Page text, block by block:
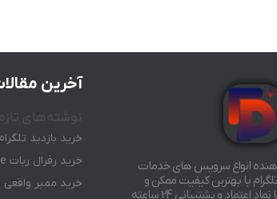
انواع سرویس های خدمات
با بهترین کیفیت ممکن و
ارزانترین قیمت، همراه با نماد اعتماد و پشتیبانی 24 ساعته
آخرین
خرید بازدید
خرید رفرال ربات WeMine
خرید ممبر واقعی